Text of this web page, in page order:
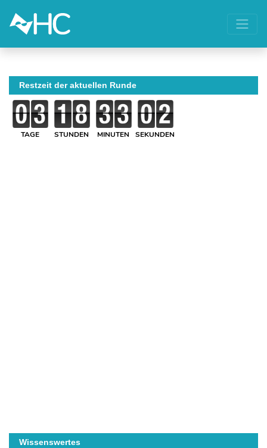
Restzeit der aktuellen Runde
TAGE STUNDEN MINUTEN SEKUNDEN
Wissenswertes